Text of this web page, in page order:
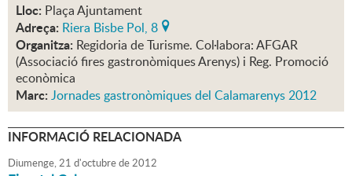
Lloc: Plaça Ajuntament
Adreça: Riera Bisbe Pol, 8
Organitza: Regidoria de Turisme. Col·labora: AFGAR
(Associació fires gastronòmiques Arenys) i Reg. Promoció
econòmica
Marc: Jornades gastronòmiques del Calamarenys 2012
INFORMACIÓ RELACIONADA
Diumenge,21 d'octubrede2012